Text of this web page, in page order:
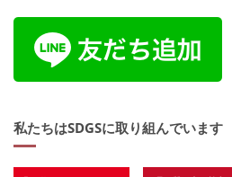
私たちはSDGSに取り組んでいます